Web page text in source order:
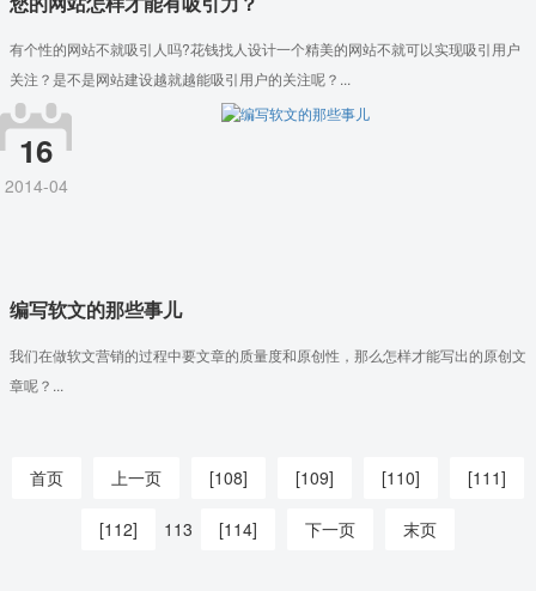
有个性的网站不就吸引人吗?花钱找人设计一个精美的网站不就可以实现吸引用户
关注？是不是网站建设越就越能吸引用户的关注呢？...
16
2014-04
编写软文的那些事儿
我们在做软文营销的过程中要文章的质量度和原创性，那么怎样才能写出的原创文
章呢？...
首页 上一页 [108] [109] [110] [111]
[112] 113 [114] 下一页 末页